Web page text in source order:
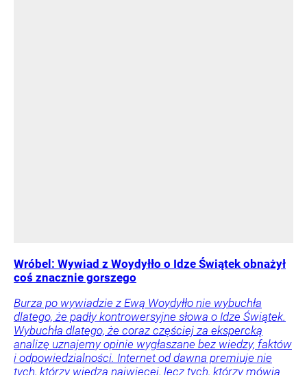
Wróbel: Wywiad z Woydyłło o Idze Świątek obnażył
coś znacznie gorszego
Burza po wywiadzie z Ewą Woydyłło nie wybuchła
dlatego, że padły kontrowersyjne słowa o Idze Świątek.
Wybuchła dlatego, że coraz częściej za ekspercką
analizę uznajemy opinie wygłaszane bez wiedzy, faktów
i odpowiedzialności. Internet od dawna premiuje nie
tych, którzy wiedzą najwięcej, lecz tych, którzy mówią